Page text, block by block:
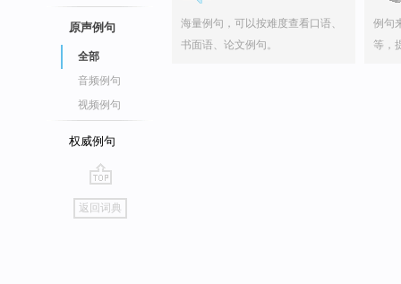
原声例句
全部
音频例句
视频例句
权威例句
go
top
返回词典
海量例句，可以按难度查看口语、
书面语、论文例句。
例句
等，